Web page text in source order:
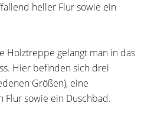
heller Flur sowie ein
Holztreppe gelangt man in das
Hier befinden sich drei
Größen), eine
Flur sowie ein Duschbad.